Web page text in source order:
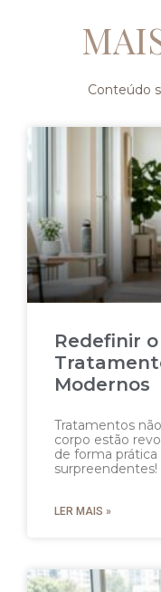
Conteúdo
Redefinir
Modernos
Tratamentos
corpo estão
de forma
surpreendentes!
LER MAIS »